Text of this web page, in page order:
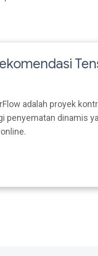
adalah proyek
penyematan dinamis